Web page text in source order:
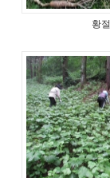
황